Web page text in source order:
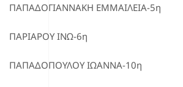
ΠΑΠΑΔΟΓΙΑΝΝΑΚΗ ΕΜΜΑΙΛΕΙΑ-5η
ΠΑΡΙΑΡΟΥ ΙΝΩ-6η
ΠΑΠΑΔΟΠΟΥΛΟΥ ΙΩΑΝΝΑ-10η